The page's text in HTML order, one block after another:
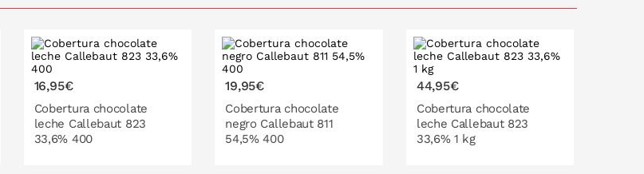
16,95€
Cobertura chocolate
leche Callebaut 823
33,6% 400
19,95€
Cobertura chocolate
negro Callebaut 811
54,5% 400
44,95€
Cobertura chocolate
leche Callebaut 823
33,6% 1 kg